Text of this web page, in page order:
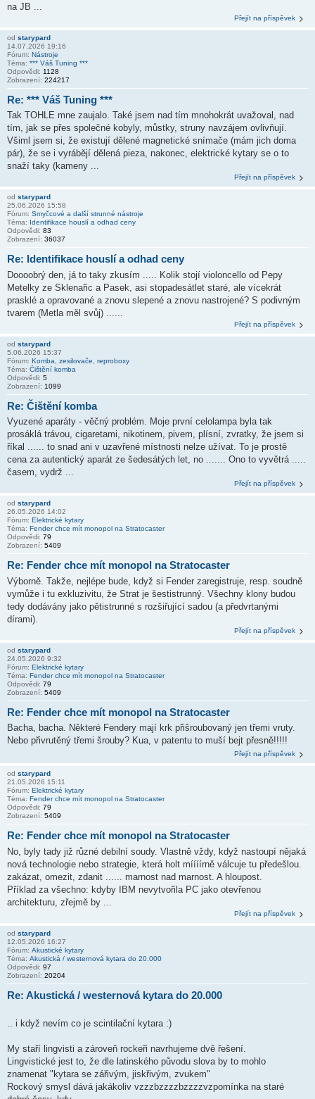
na JB ...
Přejít na příspěvek
od starypard
14.07.2026 19:16
Fórum: Nástroje
Téma: *** Váš Tuning ***
Odpovědi: 1128
Zobrazení: 224217
Re: *** Váš Tuning ***
Tak TOHLE mne zaujalo. Také jsem nad tím mnohokrát uvažoval, nad
tím, jak se přes společné kobyly, můstky, struny navzájem ovlivňují.
Všiml jsem si, že existují dělené magnetické snímače (mám jich doma
pár), že se i vyrábějí dělená pieza, nakonec, elektrické kytary se o to
snaží taky (kameny ...
Přejít na příspěvek
od starypard
25.06.2026 15:58
Fórum: Smyčcové a další strunné nástroje
Téma: Identifikace houslí a odhad ceny
Odpovědi: 83
Zobrazení: 36037
Re: Identifikace houslí a odhad ceny
Doooobrý den, já to taky zkusím ..... Kolik stojí violoncello od Pepy
Metelky ze Sklenařic a Pasek, asi stopadesátlet staré, ale vícekrát
prasklé a opravované a znovu slepené a znovu nastrojené? S podivným
tvarem (Metla měl svůj) ......
Přejít na příspěvek
od starypard
5.06.2026 15:37
Fórum: Komba, zesilovače, reproboxy
Téma: Čištění komba
Odpovědi: 5
Zobrazení: 1099
Re: Čištění komba
Vyuzené aparáty - věčný problém. Moje první celolampa byla tak
prosáklá trávou, cigaretami, nikotinem, pivem, plísní, zvratky, že jsem si
říkal ...... to snad ani v uzavřené místnosti nelze užívat. To je prostě
cena za autentický aparát ze šedesátých let, no ....... Ono to vyvětrá .....
časem, vydrž ...
Přejít na příspěvek
od starypard
26.05.2026 14:02
Fórum: Elektrické kytary
Téma: Fender chce mít monopol na Stratocaster
Odpovědi: 79
Zobrazení: 5409
Re: Fender chce mít monopol na Stratocaster
Výborně. Takže, nejlépe bude, když si Fender zaregistruje, resp. soudně
vymůže i tu exkluzivitu, že Strat je šestistrunný. Všechny klony budou
tedy dodávány jako pětistrunné s rozšiřující sadou (a předvrtanými
dírami).
Přejít na příspěvek
od starypard
24.05.2026 9:32
Fórum: Elektrické kytary
Téma: Fender chce mít monopol na Stratocaster
Odpovědi: 79
Zobrazení: 5409
Re: Fender chce mít monopol na Stratocaster
Bacha, bacha. Některé Fendery mají krk přišroubovaný jen třemi vruty.
Nebo přivrutěný třemi šrouby? Kua, v patentu to muší bejt přesně!!!!!
Přejít na příspěvek
od starypard
21.05.2026 15:11
Fórum: Elektrické kytary
Téma: Fender chce mít monopol na Stratocaster
Odpovědi: 79
Zobrazení: 5409
Re: Fender chce mít monopol na Stratocaster
No, byly tady již různé debilní soudy. Vlastně vždy, když nastoupí nějaká
nová technologie nebo strategie, která holt míííírně válcuje tu předešlou.
zakázat, omezit, zdanit ...... marnost nad marnost. A hloupost.
Příklad za všechno: kdyby IBM nevytvořila PC jako otevřenou
architekturu, zřejmě by ...
Přejít na příspěvek
od starypard
12.05.2026 16:27
Fórum: Akustické kytary
Téma: Akustická / westernová kytara do 20.000
Odpovědi: 97
Zobrazení: 20204
Re: Akustická / westernová kytara do 20.000
.. i když nevím co je scintilační kytara :)
My staří lingvisti a zároveň rockeři navrhujeme dvě řešení.
Lingvistické jest to, že dle latinského původu slova by to mohlo
znamenat "kytara se zářivým, jiskřivým, zvukem"
Rockový smysl dává jakákoliv vzzzbzzzzbzzzzvzpomínka na staré